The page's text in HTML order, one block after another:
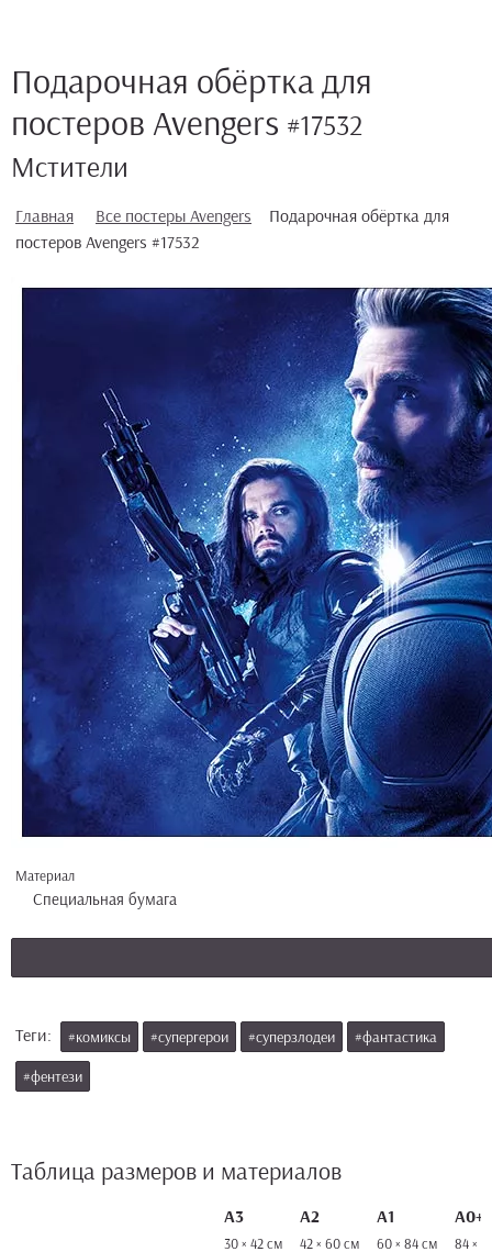
Подарочная обёртка для
постеров Avengers #17532
Мстители
Главная Все постеры Avengers
Подарочная обёртка для
постеров Avengers #17532
Материал
Специальная бумага
Теги: #комиксы #супергерои #суперзлодеи
#фантастика
#фентези
Таблица размеров и материалов
А3
30 × 42 см
А2
42 × 60 см
А1
60 × 84 см
А0+
84 ×